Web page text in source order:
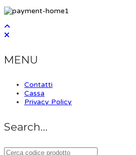
MENU
Contatti
Cassa
Privacy Policy
Search…